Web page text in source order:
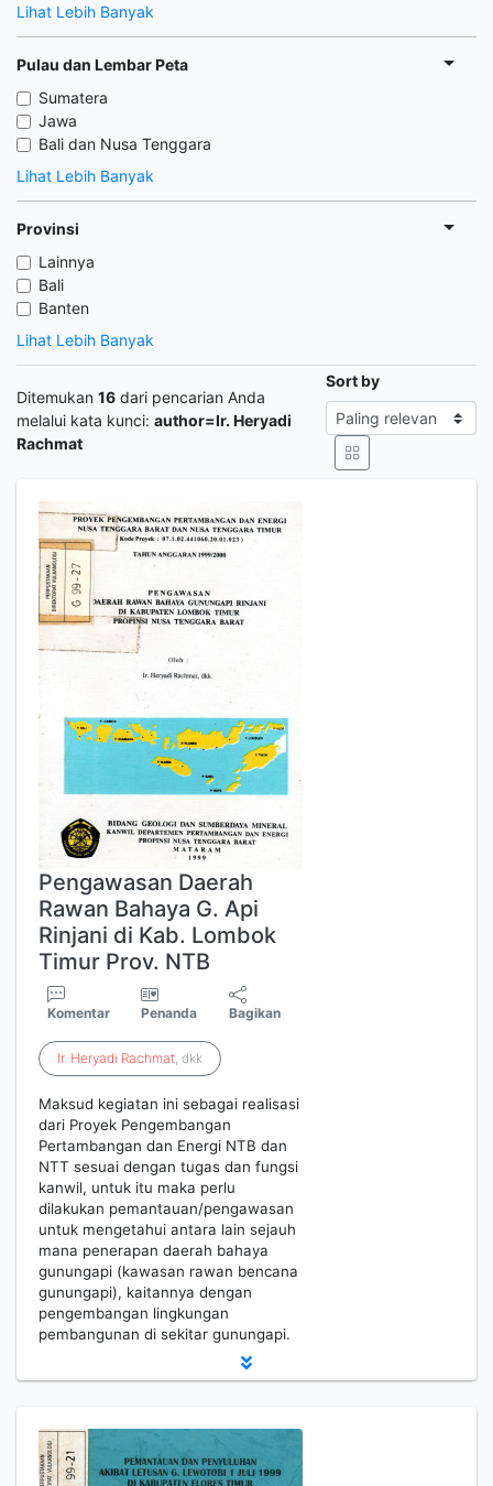
Lihat Lebih Banyak
Pulau dan Lembar Peta
Sumatera
Jawa
Bali dan Nusa Tenggara
Lihat Lebih Banyak
Provinsi
Lainnya
Bali
Banten
Lihat Lebih Banyak
Ditemukan 16 dari pencarian Anda
melalui kata kunci: author=Ir. Heryadi
Rachmat
Sort by
Pengawasan Daerah
Rawan Bahaya G. Api
Rinjani di Kab. Lombok
Timur Prov. NTB
Komentar Penanda Bagikan
Ir. Heryadi Rachmat, dkk
Maksud kegiatan ini sebagai realisasi
dari Proyek Pengembangan
Pertambangan dan Energi NTB dan
NTT sesuai dengan tugas dan fungsi
kanwil, untuk itu maka perlu
dilakukan pemantauan/pengawasan
untuk mengetahui antara lain sejauh
mana penerapan daerah bahaya
gunungapi (kawasan rawan bencana
gunungapi), kaitannya dengan
pengembangan lingkungan
pembangunan di sekitar gunungapi.